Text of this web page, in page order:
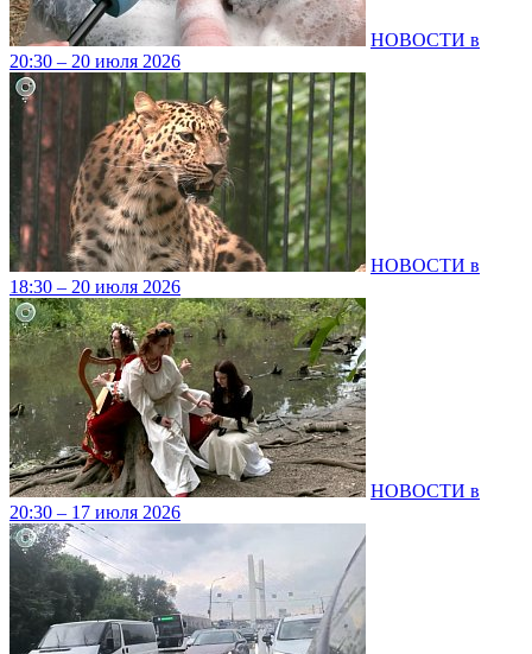
НОВОСТИ в
20:30 – 20 июля 2026
НОВОСТИ в
18:30 – 20 июля 2026
НОВОСТИ в
20:30 – 17 июля 2026